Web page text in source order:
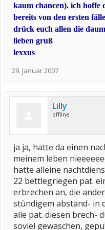
kaum chancen). ich hoffe
bereits von den ersten
drück euch allen die
lieben gruß
lexxus
29. Januar 2007
Lilly
offline
ja ja, hatte da einen
meinem leben
hatte alleine
22 bettlegriegen pat.
erbrechen an, die
stündigem abstand- in
alle pat. diesen brech-
soviel gewaschen,